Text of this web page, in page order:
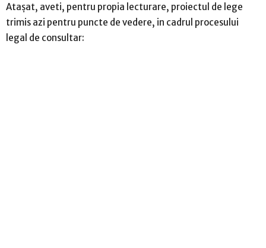
Atașat, aveti, pentru propia lecturare, proiectul de lege
trimis azi pentru puncte de vedere, in cadrul procesului
legal de consultar: